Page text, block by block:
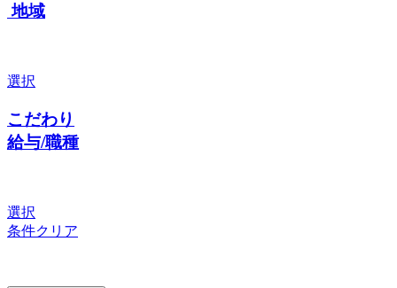
地域
選択
こだわり
給与/職種
選択
条件クリア